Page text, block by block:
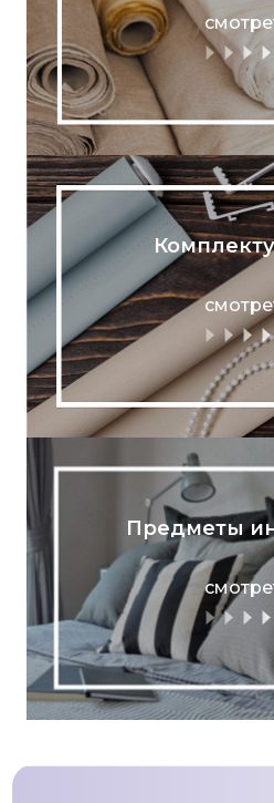
Предметы